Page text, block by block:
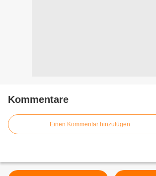
Kommentare
Einen Kommentar hinzufügen